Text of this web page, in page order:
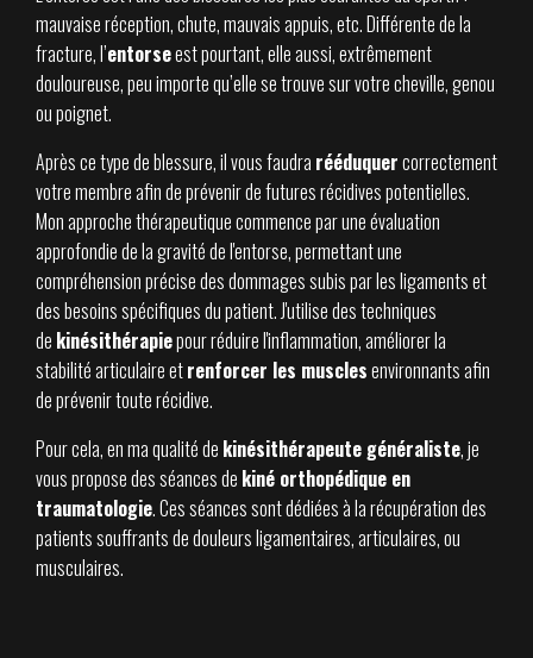
mauvaise réception, chute, mauvais appuis, etc. Différente de la
fracture, l’entorseest pourtant, elle aussi, extrêmement
douloureuse, peu importe qu’elle se trouve sur votre cheville, genou
ou poignet.
Après ce type de blessure, il vous faudra rééduquercorrectement
votre membre afin de prévenir de futures récidives potentielles.
Mon approche thérapeutique commence par une évaluation
approfondie de la gravité de l'entorse, permettant une
compréhension précise des dommages subis par les ligaments et
des besoins spécifiques du patient. J'utilise des techniques
de kinésithérapiepour réduire l'inflammation, améliorer la
stabilité articulaire etrenforcer les musclesenvironnants afin
de prévenir toute récidive.
Pour cela, en ma qualité de kinésithérapeute généraliste, je
vous propose des séances de kiné orthopédique en
traumatologie. Ces séances sont dédiées à la récupération des
patients souffrants de douleurs ligamentaires, articulaires, ou
musculaires.